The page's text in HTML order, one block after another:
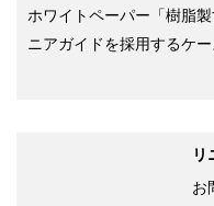
ホワイトペーパー「樹脂
ニアガイドを採用するケ
リ
お